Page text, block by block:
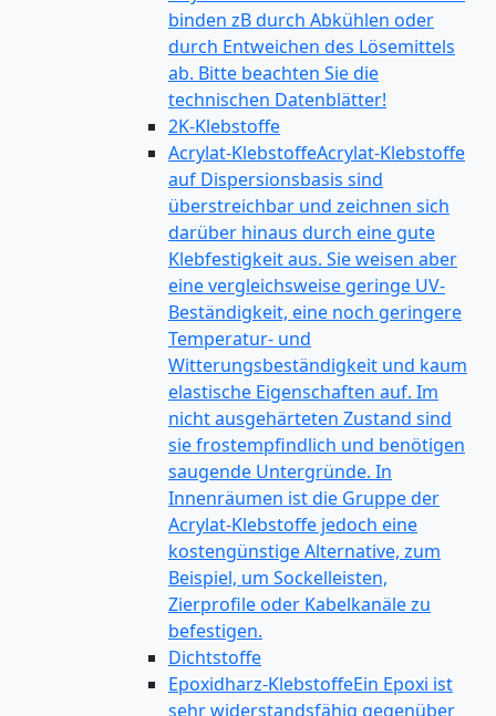
binden zB durch Abkühlen oder
durch Entweichen des Lösemittels
ab. Bitte beachten Sie die
technischen Datenblätter!
2K-Klebstoffe
Acrylat-KlebstoffeAcrylat-Klebstoffe
auf Dispersionsbasis sind
überstreichbar und zeichnen sich
darüber hinaus durch eine gute
Klebfestigkeit aus. Sie weisen aber
eine vergleichsweise geringe UV-
Beständigkeit, eine noch geringere
Temperatur- und
Witterungsbeständigkeit und kaum
elastische Eigenschaften auf. Im
nicht ausgehärteten Zustand sind
sie frostempfindlich und benötigen
saugende Untergründe. In
Innenräumen ist die Gruppe der
Acrylat-Klebstoffe jedoch eine
kostengünstige Alternative, zum
Beispiel, um Sockelleisten,
Zierprofile oder Kabelkanäle zu
befestigen.
Dichtstoffe
Epoxidharz-KlebstoffeEin Epoxi ist
sehr widerstandsfähig gegenüber